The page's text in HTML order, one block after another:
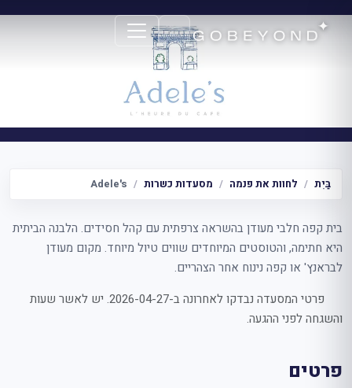
בַּיִת לחוות את פנמה מסעדות כשרות Adele's
בית קפה חלבי מעודן בהשראה צרפתית עם קהל חסידים. הלבנה הביתית
היא חתימה, והטוסטים המיוחדים שווים טיול מיוחד. מקום מעודן
לבראנץ' או קפה נינוח אחר הצהריים.
פרטי המסעדה נבדקו לאחרונה ב-2026-04-27. יש לאשר שעות
והשגחה לפני ההגעה.
פרטים